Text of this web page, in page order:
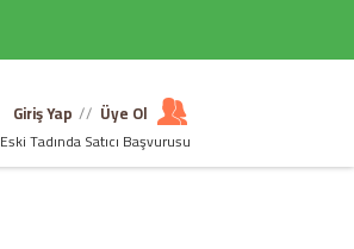
Giriş Yap // Üye Ol
Eski Tadında Satıcı Başvurusu